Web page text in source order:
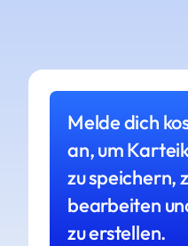
Melde dich
an, um
zu speichern,
bearbeiten
zu erstellen.